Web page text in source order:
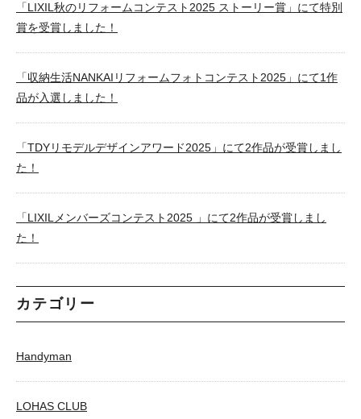
「LIXIL秋のリフォームコンテスト2025 ストーリー賞」にて特別
賞を受賞しました！
「収納生活NANKAIリフォームフォトコンテスト2025」にて1作
品が入選しました！
「TDYリモデルデザインアワード2025」にて2作品が受賞しまし
た！
「LIXILメンバーズコンテスト2025 」にて2作品が受賞しまし
た！
カテゴリー
Handyman
LOHAS CLUB